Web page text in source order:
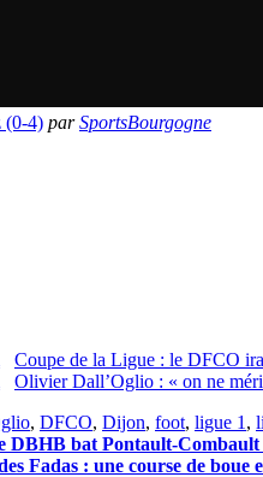
(0-4) parSportsBourgogne
Coupe de la Ligue : le DFCO
Olivier Dall’Oglio : « on ne
, DFCO, Dijon, foot, ligue 1 ,
DBHB bat Pontault-Combault
Fadas : une course de boue